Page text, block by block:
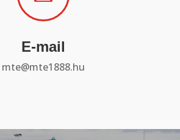
E-mail
mte@mte1888.hu